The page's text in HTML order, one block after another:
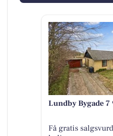
Lundby Bygade
Få gratis